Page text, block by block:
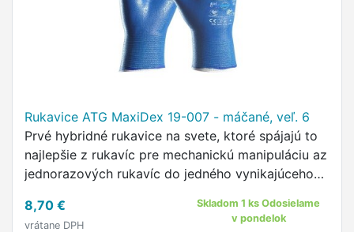
Rukavice ATG MaxiDex 19-007 - máčané, veľ. 6
Prvé hybridné rukavice na svete, ktoré spájajú to
najlepšie z rukavíc pre mechanickú manipuláciu az
jednorazových rukavíc do jedného vynikajúceho
patentovanej…
8,70 €
vrátane DPH
Skladom 1 ks Odosielame
v pondelok